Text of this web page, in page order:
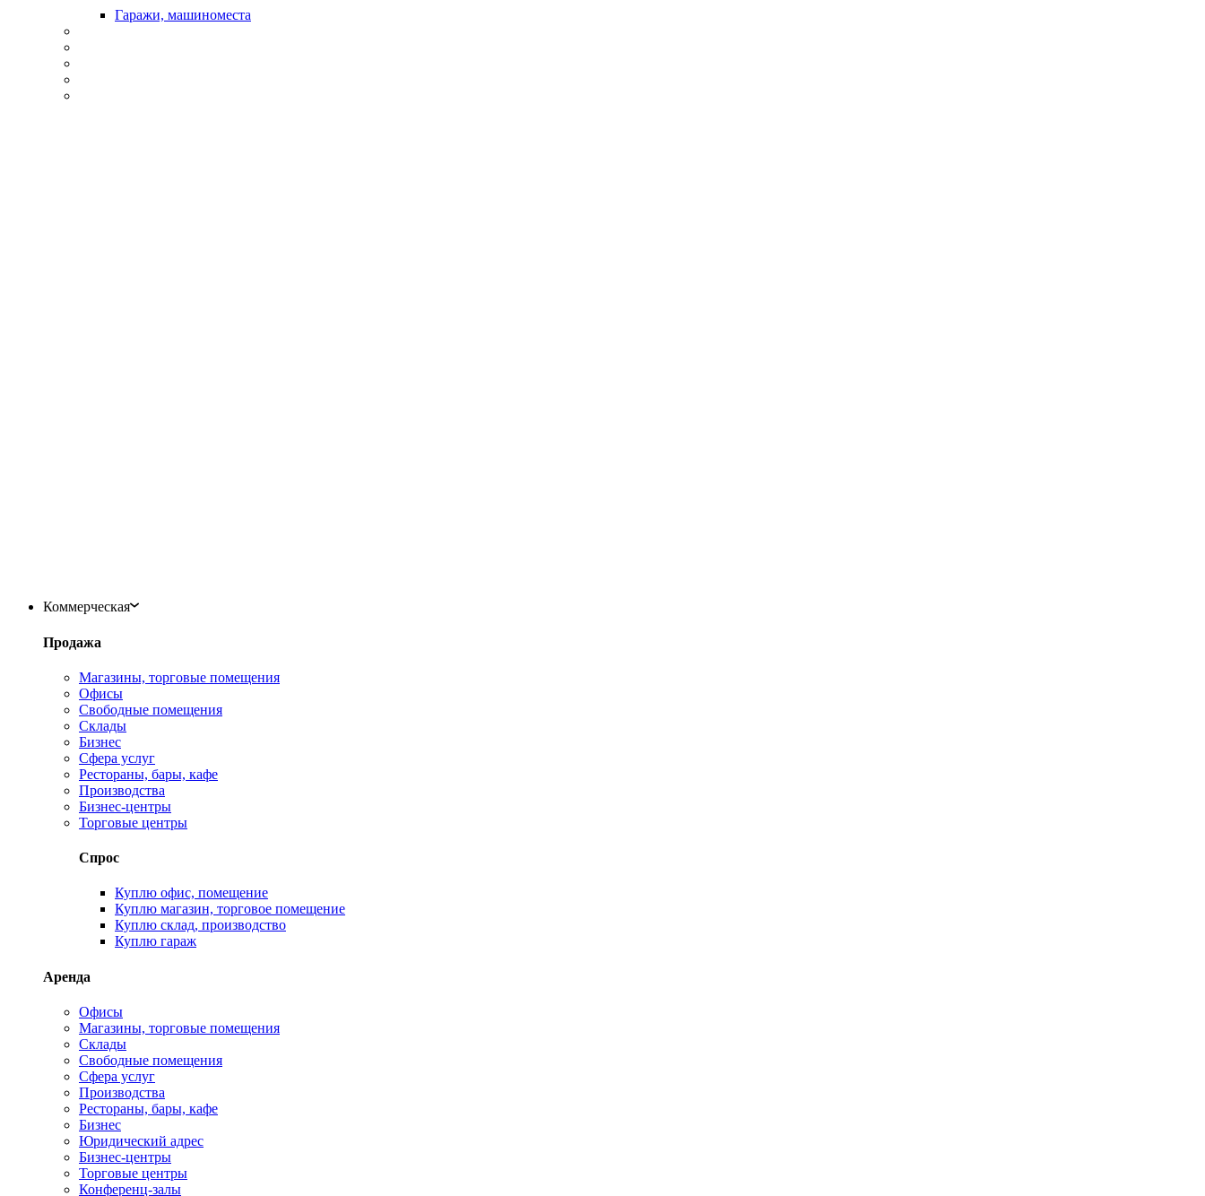
Гаражи, машиноместа
Коммерческая
Продажа
Магазины, торговые помещения
Офисы
Свободные помещения
Склады
Бизнес
Сфера услуг
Рестораны, бары, кафе
Производства
Бизнес-центры
Торговые центры
Спрос
Куплю офис, помещение
Куплю магазин, торговое помещение
Куплю склад, производство
Куплю гараж
Аренда
Офисы
Магазины, торговые помещения
Склады
Свободные помещения
Сфера услуг
Производства
Рестораны, бары, кафе
Бизнес
Юридический адрес
Бизнес-центры
Торговые центры
Конференц-залы